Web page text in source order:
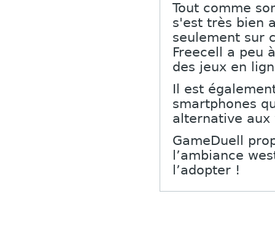
Tout comme
s'est très bien
seulement sur
Freecell a peu
des jeux en
Il est
smartphones
alternative aux
GameDuell
l’ambiance
l’adopter !